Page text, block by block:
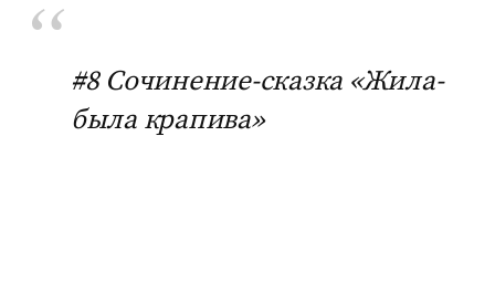
#8 Сочинение-сказка «Жила-
была крапива»